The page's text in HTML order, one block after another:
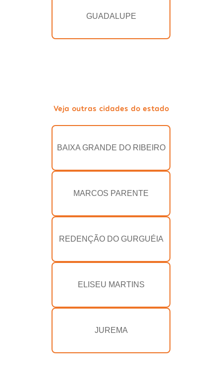
GUADALUPE
Veja outras cidades do estado
BAIXA GRANDE DO RIBEIRO
MARCOS PARENTE
REDENÇÃO DO GURGUÉIA
ELISEU MARTINS
JUREMA